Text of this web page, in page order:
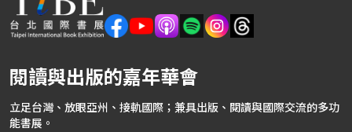
閱讀與出版的嘉年華會
立足台灣、放眼亞州、接軌國際；兼具出版、閱讀與國際交流的多功
能書展。